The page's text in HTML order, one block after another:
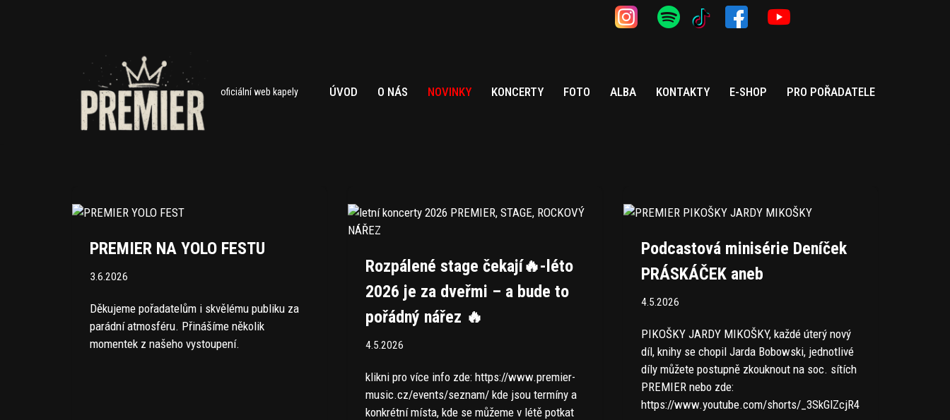
oficiální web kapely ÚVOD O NÁS NOVINKY KONCERTY FOTO ALBA KONTAKTY E-SHOP PRO POŘADATELE
PREMIER NA YOLO FESTU
3.6.2026
Děkujeme pořadatelům i skvělému publiku za
parádní atmosféru. Přinášíme několik
momentek z našeho vystoupení.
Rozpálené stage čekají🔥-léto
2026 je za dveřmi – a bude to
pořádný nářez 🔥
4.5.2026
klikni pro více info zde: https://www.premier-
music.cz/events/seznam/ kde jsou termíny a
konkrétní místa, kde se můžeme v létě potkat
Podcastová minisérie Deníček
PRÁSKÁČEK aneb
4.5.2026
PIKOŠKY JARDY MIKOŠKY, každé úterý nový
díl, knihy se chopil Jarda Bobowski, jednotlivé
díly můžete postupně zkouknout na soc. sítích
PREMIER nebo zde:
https://www.youtube.com/shorts/_3SkGlZcjR4